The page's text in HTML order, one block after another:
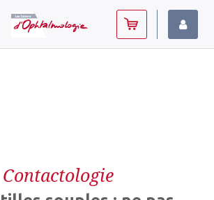
Contactologie
cookies